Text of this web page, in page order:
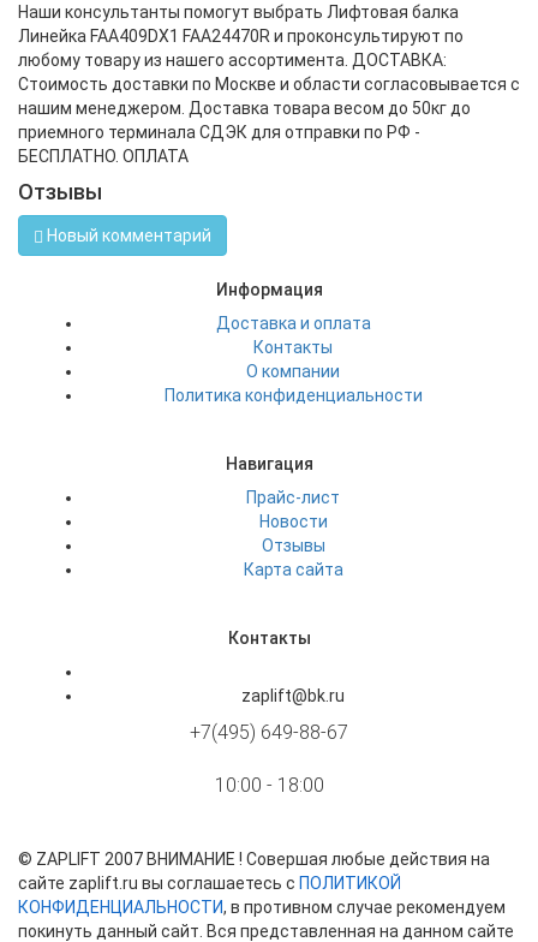
Наши консультанты помогут выбрать Лифтовая балка
Линейка FAA409DX1 FAA24470R и проконсультируют по
любому товару из нашего ассортимента. ДОСТАВКА:
Стоимость доставки по Москве и области согласовывается с
нашим менеджером. Доставка товара весом до 50кг до
приемного терминала СДЭК для отправки по РФ -
БЕСПЛАТНО. ОПЛАТА
Отзывы
Новый комментарий
Информация
Доставка и оплата
Контакты
О компании
Политика конфиденциальности
Навигация
Прайс-лист
Новости
Отзывы
Карта сайта
Контакты
zaplift@bk.ru
+7(495) 649-88-67
10:00 - 18:00
© ZAPLIFT 2007 ВНИМАНИЕ ! Совершая любые действия на
сайте zaplift.ru вы соглашаетесь с ПОЛИТИКОЙ
КОНФИДЕНЦИАЛЬНОСТИ, в противном случае рекомендуем
покинуть данный сайт. Вся представленная на данном сайте